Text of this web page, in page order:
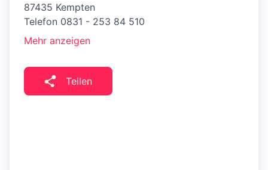
87435 Kempten
Telefon 0831 - 253 84 510
Mehr anzeigen
Teilen